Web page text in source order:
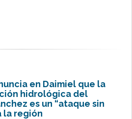
en Daimiel que la
hidrológica del
es un “ataque sin
la región